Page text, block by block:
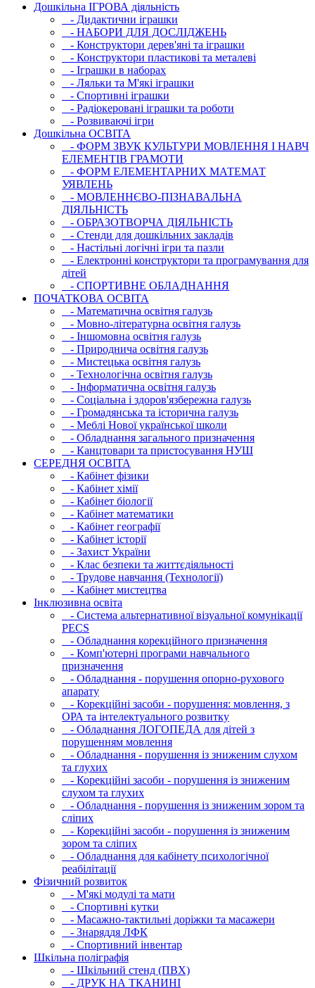
Дошкільна ІГРОВА діяльність
- Дидактични іграшки
- НАБОРИ ДЛЯ ДОСЛІДЖЕНЬ
- Конструктори дерев'яні та іграшки
- Конструктори пластикові та металеві
- Іграшки в наборах
- Ляльки та М'які іграшки
- Спортивні іграшки
- Радіокеровані іграшки та роботи
- Розвиваючі ігри
Дошкільна ОСВIТА
- ФОРМ ЗВУК КУЛЬТУРИ МОВЛЕННЯ І НАВЧ
ЕЛЕМЕНТІВ ГРАМОТИ
- ФОРМ ЕЛЕМЕНТАРНИХ МАТЕМАТ
УЯВЛЕНЬ
- МОВЛЕННЄВО-ПІЗНАВАЛЬНА
ДІЯЛЬНІСТЬ
- ОБРАЗОТВОРЧА ДІЯЛЬНІСТЬ
- Стенди для дошкільних закладів
- Настільні логічні ігри та пазли
- Електронні конструктори та програмування для
дітей
- СПОРТИВНЕ ОБЛАДНАННЯ
ПОЧАТКОВА ОСВIТА
- Математична освітня галузь
- Мовно-літературна освітня галузь
- Iншомовна освітня галузь
- Природнича освітня галузь
- Мистецька освітня галузь
- Технологічна освітня галузь
- Інфopматична освітня галузь
- Соціальна і здоров'язбережна галузь
- Громадянська та історична галузь
- Меблі Нової української школи
- Обладнання загального призначення
- Канцтовари та пристосування НУШ
СЕРЕДНЯ ОСВIТА
- Кабінет фізики
- Кабінет хімії
- Кабінет біології
- Кабінет математики
- Кабінет географії
- Кабінет історії
- Захист України
- Клас безпеки та життєдіяльності
- Трудове навчання (Технології)
- Кабінет мистецтва
Інклюзивна освіта
- Система альтернативної візуальної комунікації
PECS
- Обладнання корекційного призначення
- Комп'ютерні програми навчального
призначення
- Обладнання - порушення опорно-рухового
апарату
- Корекційні засоби - порушення: мовлення, з
ОРА та інтелектуального розвитку
- Обладнання ЛОГОПЕДА для дітей з
порушенням мовлення
- Обладнання - порушення із зниженим слухом
та глухих
- Корекційні засоби - порушення із зниженим
слухом та глухих
- Обладнання - порушення із зниженим зором та
сліпих
- Корекційні засоби - порушення із зниженим
зором та сліпих
- Обладнання для кабінету психологічної
реабілітації
Фізичний розвиток
- М'які модулi та мати
- Спортивні кутки
- Масажно-тактильні доріжки та масажери
- Знаряддя ЛФК
- Спортивний інвентар
Шкільна поліграфія
- Шкільний стенд (ПВХ)
- ДРУК НА ТКАНИНІ